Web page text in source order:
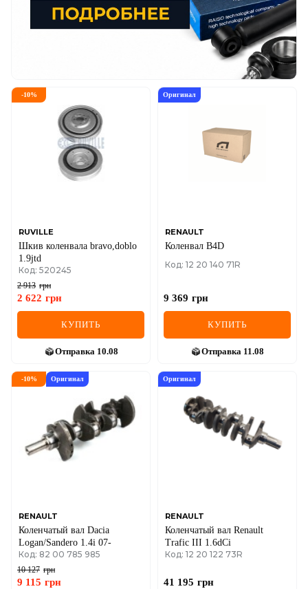
-10%
RUVILLE
Шкив коленвала bravo,doblo
1.9jtd
Код: 520245
2 913 грн
2 622 грн
КУПИТЬ
Отправка 10.08
Оригинал
RENAULT
Коленвал B4D
Код: 12 20 140 71R
9 369 грн
КУПИТЬ
Отправка 11.08
-10% Оригинал
RENAULT
Коленчатый вал Dacia
Logan/Sandero 1.4i 07-
Код: 82 00 785 985
10 127 грн
9 115 грн
Оригинал
RENAULT
Коленчатый вал Renault
Trafic III 1.6dCi
Код: 12 20 122 73R
41 195 грн